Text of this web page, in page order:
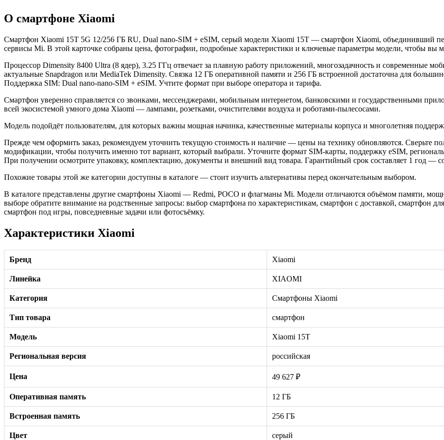
О смартфоне Xiaomi
Смартфон Xiaomi 15T 5G 12/256 ГБ RU, Dual nano-SIM + eSIM, серый модели Xiaomi 15T — смартфон Xiaomi, объединивший
сервисы Mi. В этой карточке собраны цена, фотографии, подробные характеристики и ключевые параметры модели, чтобы вы
Процессор Dimensity 8400 Ultra (8 ядер), 3.25 ГГц отвечает за плавную работу приложений, многозадачность и современные
актуальные Snapdragon или MediaTek Dimensity. Связка 12 ГБ оперативной памяти и 256 ГБ встроенной достаточна для
Поддержка SIM: Dual nano-nano-SIM + eSIM. Учтите формат при выборе оператора и тарифа.
Смартфон уверенно справляется со звонками, мессенджерами, мобильным интернетом, банковскими и государственными
всей экосистемой умного дома Xiaomi — лампами, розетками, очистителями воздуха и роботами-пылесосами.
Модель подойдёт пользователям, для которых важны мощная начинка, качественные материалы корпуса и многолетняя
Прежде чем оформить заказ, рекомендуем уточнить текущую стоимость и наличие — цены на технику обновляются. Сверьте
модификации, чтобы получить именно тот вариант, который выбрали. Уточните формат SIM-карты, поддержку eSIM,
При получении осмотрите упаковку, комплектацию, документы и внешний вид товара. Гарантийный срок составляет 1 год —
Похожие товары этой же категории доступны в каталоге — стоит изучить альтернативы перед окончательным выбором.
В каталоге представлены другие смартфоны Xiaomi — Redmi, POCO и флагманы Mi. Модели отличаются объёмом памяти,
выборе обратите внимание на родственные запросы: выбор смартфона по характеристикам, смартфон с доставкой, смартфон
смартфон под игры, повседневные задачи или фотосъёмку.
Характеристики Xiaomi
Бренд Xiaomi
Линейка XIAOMI
Категория Смартфоны Xiaomi
Тип товара смартфон
Модель Xiaomi 15T
Региональная версия российская
Цена 49 627 ₽
Оперативная память 12 ГБ
Встроенная память 256 ГБ
Цвет серый